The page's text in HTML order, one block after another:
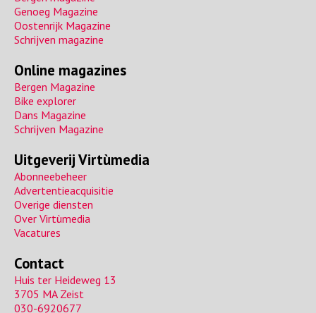
Genoeg Magazine
Oostenrijk Magazine
Schrijven magazine
Online magazines
Bergen Magazine
Bike explorer
Dans Magazine
Schrijven Magazine
Uitgeverij Virtùmedia
Abonneebeheer
Advertentieacquisitie
Overige diensten
Over Virtùmedia
Vacatures
Contact
Huis ter Heideweg 13
3705 MA Zeist
030-6920677